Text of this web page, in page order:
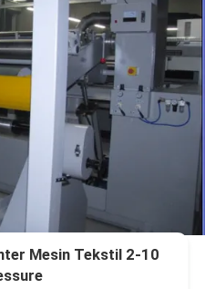
Mesin Tekstil 2-10